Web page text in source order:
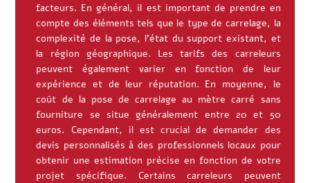
facteurs. En général, il est important de prendre en
compte des éléments tels que le type de carrelage, la
complexité de la pose, l’état du support existant, et
la région géographique. Les tarifs des carreleurs
peuvent également varier en fonction de leur
expérience et de leur réputation. En moyenne, le
coût de la pose de carrelage au mètre carré sans
fourniture se situe généralement entre 20 et 50
euros. Cependant, il est crucial de demander des
devis personnalisés à des professionnels locaux pour
obtenir une estimation précise en fonction de votre
projet spécifique. Certains carreleurs peuvent